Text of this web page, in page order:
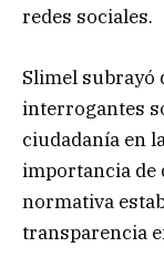
redes sociales.
Slimel subrayó
interrogantes
ciudadanía en
importancia de
normativa
transparencia